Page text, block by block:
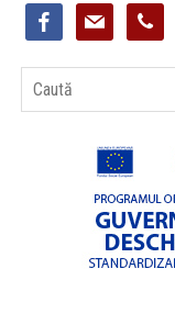
facebookmail phone
Caută